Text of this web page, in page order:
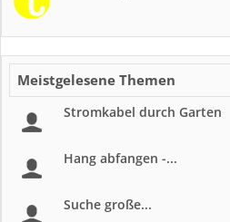
Meistgelesene Themen
Stromkabel durch Garten
Hang abfangen -...
Suche große...